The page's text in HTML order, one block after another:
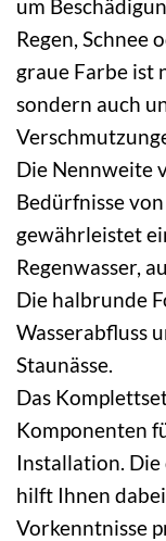
um
Regen, Schnee
graue Farbe ist
sondern auch
Die Nennweite
Bedürfnisse
gewährleistet
Regenwasser,
Die halbrunde
Wasserabfluss
Staunässe.
Das
Komponenten
Installation.
hilft Ihnen
Vorkenntnisse